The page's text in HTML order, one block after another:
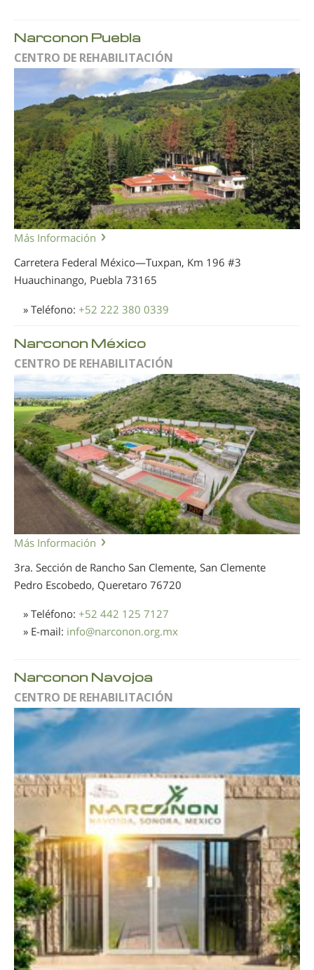
Narconon Puebla
CENTRO DE REHABILITACIÓN
Más Información
Carretera Federal México—Tuxpan, Km 196 #3
Huauchinango, Puebla 73165
» Teléfono: +52 222 380 0339
Narconon México
CENTRO DE REHABILITACIÓN
Más Información
3ra. Sección de Rancho San Clemente, San Clemente
Pedro Escobedo, Queretaro 76720
» Teléfono: +52 442 125 7127
» E-mail: info@narconon.org.mx
Narconon Navojoa
CENTRO DE REHABILITACIÓN